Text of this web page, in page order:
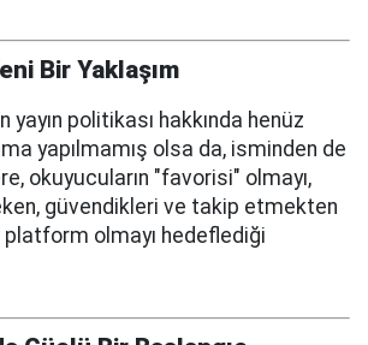
Bir Yaklaşım
yayın politikası hakkında henüz
yapılmamış olsa da, isminden de
okuyucuların "favorisi" olmayı,
güvendikleri ve takip etmekten
platform olmayı hedeflediği